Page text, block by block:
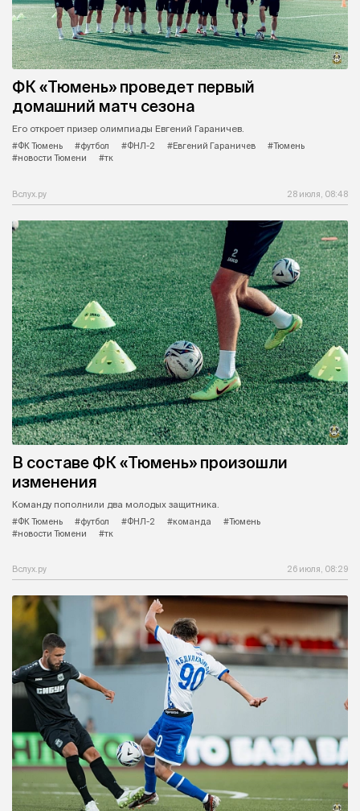
ФК «Тюмень» проведет первый
домашний матч сезона
Его откроет призер олимпиады Евгений Гараничев.
#ФК Тюмень
#футбол #ФНЛ-2 #Евгений Гараничев
#Тюмень
#новости Тюмени
#тк
Вслух.ру 28 июля, 08:48
В составе ФК «Тюмень» произошли
изменения
Команду пополнили два молодых защитника.
#ФК Тюмень
#футбол #ФНЛ-2 #команда
#Тюмень
#новости Тюмени
#тк
Вслух.ру 26 июля, 08:29